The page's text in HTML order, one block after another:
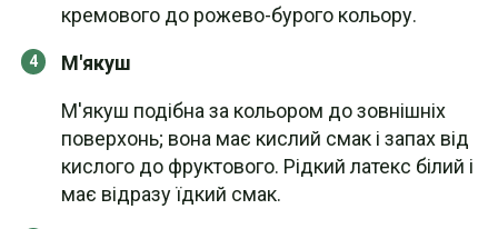
кремового до рожево-бурого кольору.
М'якуш
М'якуш подібна за кольором до зовнішніх
поверхонь; вона має кислий смак і запах від
кислого до фруктового. Рідкий латекс білий і
має відразу їдкий смак.